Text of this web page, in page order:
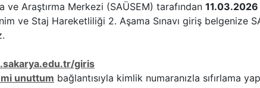
Araştırma Merkezi (SAÜSEM) tarafından
ve Staj Hareketliliği 2. Aşama Sınavı giriş belgenize
giris
unuttum bağlantısıyla kimlik numaranızla sıfırlama